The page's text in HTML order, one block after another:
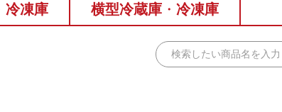
冷凍庫 横型冷蔵庫 ・ 冷凍庫